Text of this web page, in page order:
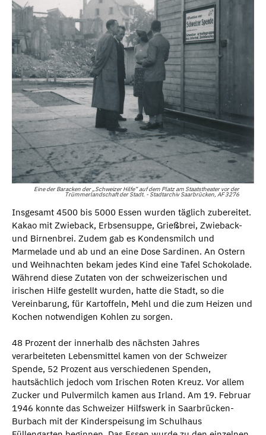
Eine der Baracken der „Schweizer Hilfe“ auf dem Platz am Staatstheater vor der
Trümmerlandschaft der Stadt. - Stadtarchiv Saarbrücken, AF 3276
Insgesamt 4500 bis 5000 Essen wurden täglich zubereitet.
Kakao mit Zwieback, Erbsensuppe, Grießbrei, Zwieback-
und Birnenbrei. Zudem gab es Kondensmilch und
Marmelade und ab und an eine Dose Sardinen. An Ostern
und Weihnachten bekam jedes Kind eine Tafel Schokolade.
Während diese Zutaten von der schweizerischen und
irischen Hilfe gestellt wurden, hatte die Stadt, so die
Vereinbarung, für Kartoffeln, Mehl und die zum Heizen und
Kochen notwendigen Kohlen zu sorgen.
48 Prozent der innerhalb des nächsten Jahres
verarbeiteten Lebensmittel kamen von der Schweizer
Spende, 52 Prozent aus verschiedenen Spenden,
hautsächlich jedoch vom Irischen Roten Kreuz. Vor allem
Zucker und Pulvermilch kamen aus Irland. Am 19. Februar
1946 konnte das Schweizer Hilfswerk in Saarbrücken-
Burbach mit der Kinderspeisung im Schulhaus